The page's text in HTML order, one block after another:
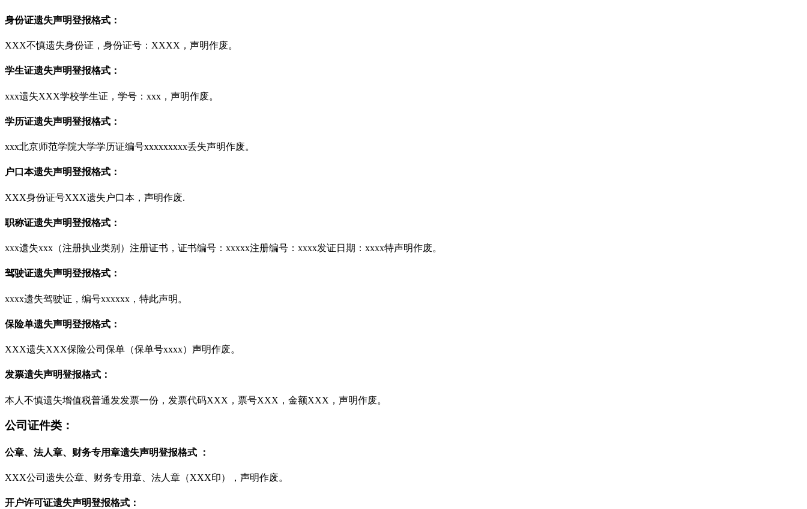
身份证遗失声明登报格式：
XXX不慎遗失身份证，身份证号：XXXX，声明作废。
学生证遗失声明登报格式：
xxx遗失XXX学校学生证，学号：xxx，声明作废。
学历证遗失声明登报格式：
xxx北京师范学院大学学历证编号xxxxxxxxx丢失声明作废。
户口本遗失声明登报格式：
XXX身份证号XXX遗失户口本，声明作废.
职称证遗失声明登报格式：
xxx遗失xxx（注册执业类别）注册证书，证书编号：xxxxx注册编号：xxxx发证日期：xxxx特声明作废。
驾驶证遗失声明登报格式：
xxxx遗失驾驶证，编号xxxxxx，特此声明。
保险单遗失声明登报格式：
XXX遗失XXX保险公司保单（保单号xxxx）声明作废。
发票遗失声明登报格式：
本人不慎遗失增值税普通发发票一份，发票代码XXX，票号XXX，金额XXX，声明作废。
公司证件类：
公章、法人章、财务专用章遗失声明登报格式 ：
XXX公司遗失公章、财务专用章、法人章（XXX印），声明作废。
开户许可证遗失声明登报格式：